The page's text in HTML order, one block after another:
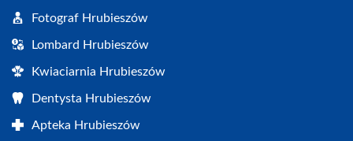
Fotograf Hrubieszów
Lombard Hrubieszów
Kwiaciarnia Hrubieszów
Dentysta Hrubieszów
Apteka Hrubieszów